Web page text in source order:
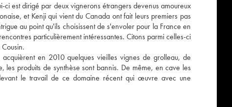
est dirigé par deux vignerons étrangers devenus amoureux
et Kenji qui vient du Canada ont fait leurs premiers pas
au point qu'ils choisissent de s'envoler pour la France en
particulièrement intéressantes. Citons parmi celles-ci
en 2010 quelques vieilles vignes de grolleau, de
les produits de synthèse sont bannis. De même, en cave les
le travail de ce domaine récent qui œuvre avec une